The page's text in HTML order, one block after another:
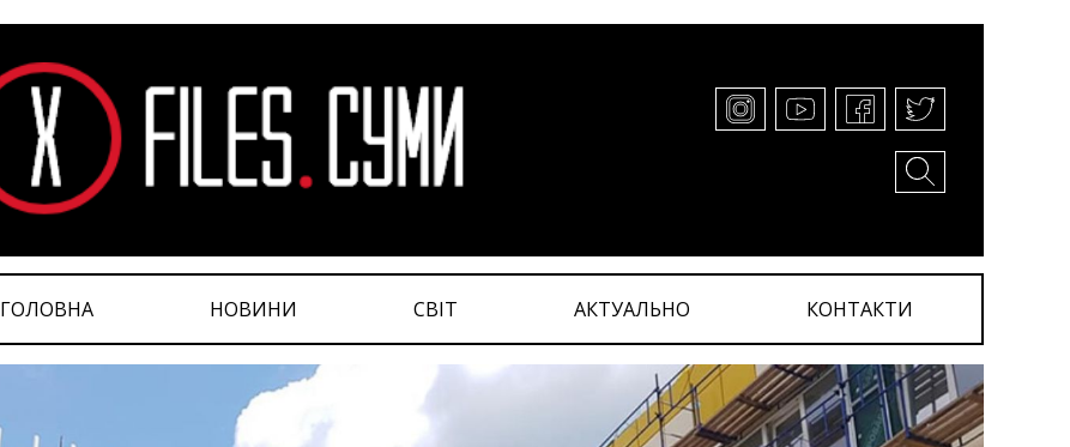
ГОЛОВНА НОВИНИ СВІТ АКТУАЛЬНО КОНТАКТИ